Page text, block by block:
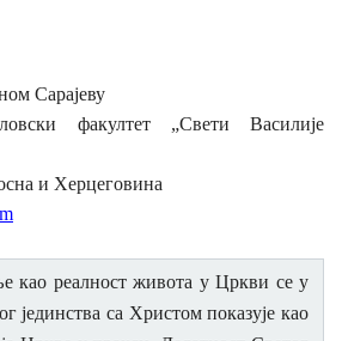
Сарајеву
факултет „Свети Василије
и Херцеговина
као реалност живота у Цркви се у
јединства са Христом показује као